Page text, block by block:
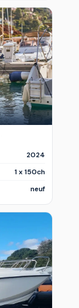
2024
1 x 150ch
neuf